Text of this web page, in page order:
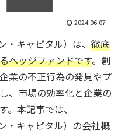
2024.06.07
キャピタル）は、 徹底
ヘッジファンドです。創
業の不正行為の発見やプ
、市場の効率化と企業の
。本記事では、
・キャピタル）の会社概